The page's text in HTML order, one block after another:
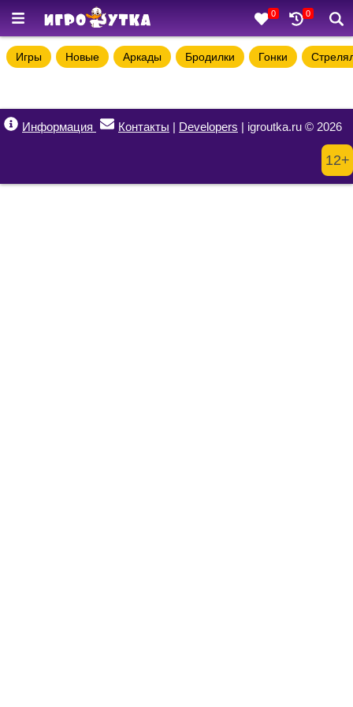
0 0
Игры Новые Аркады Бродилки Гонки
Информация Контакты | Developers | igroutka.ru © 2026
12+